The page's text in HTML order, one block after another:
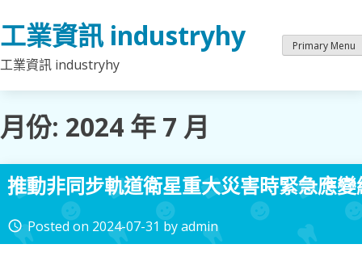
to
content
工業資訊 industryhy
工業資訊 industryhy
Primary Menu
月份: 2024 年 7 月
推動非同步軌道衛星重大災害時緊急應
access_time Posted on 2024-07-31 byadmin